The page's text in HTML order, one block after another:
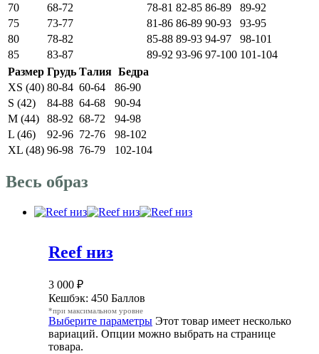
70
68-72 78-81 82-85 86-89
89-92
75
73-77 81-86 86-89 90-93
93-95
80
78-82 85-88 89-93 94-97
98-101
85
83-87 89-92 93-96 97-100 101-104
Размер Грудь Талия Бедра
XS (40) 80-84 60-64
86-90
S (42)
84-88 64-68
90-94
M (44)
88-92 68-72
94-98
L (46)
92-96 72-76
98-102
XL (48) 96-98 76-79 102-104
Весь образ
Reef низ
3 000 ₽
Кешбэк: 450 Баллов
*при максимальном уровне
Выберите параметры Этот товар имеет несколько
вариаций. Опции можно выбрать на странице
товара.